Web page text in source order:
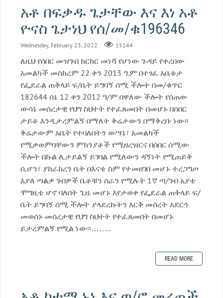
አቶ በፍቃዱ ጌታቸው እና እነ አቶ
ዮናስ ጌታነህ የሰ/መ/ቁ196346
Wednesday, February 23, 2022 15244
ለዚህ የሰበር መዝገብ ክርክር መነሻ የሆነው ጉዳይ የቀረበው
አመልካች መስከረም 22 ቀን 2013 ዓ.ም በተፃፈ አቤቱታ
የፌደራል ጠቅላይ ፍ/ቤት ይግባኝ ሰሚ ችሎት በመ/ቁጥር
182644 ሰኔ 12 ቀን 2012 ዓ/ም በዋለው ችሎት የሰጠው
ውሳኔ መሰረታዊ የህግ ስህተት የተፈጸመበት በመሆኑ በሰበር
ታይቶ እንዲታረምልኝ በማለት ቅሬታውን በማቅረቡ ነው፡፡
ቅሬታውም አቤት የተባለበትን ውሣኔ፣ አመልካች
የሚቃወምባቸውን ምክንያቶች የሚዘረዝርና በሰበር ሰሚው
ችሎት በኩል ሊታይልኝ ይገባል የሚለውን ዳኝነት የሚጠይቅ
ሲሆን፣ ያከራከረን ቤት በእናቴ ስም የተመዘገበ መሆኑ ተረጋግጦ
እያለ ጣልቃ ገብዎች ቤቶቹን ሰራን የሚሉት 1ኛ ጣ/ገብ አያቴ
ሞግዚቴ ሆኖ ባለበት ጊዜ መሆኑ እየታወቀ የፌደራል ጠቅላይ ፍ/
ቤት ይግባኝ ሰሚ ችሎት ያላደረኩትን እርቅ መሰረት አደርጎ
መወሰኑ መሰረታዊ የህግ ስህተት የተፈጸመበት በመሆኑ
ይታረምልኝ የሚል ነው፡፡……..
READ MORE